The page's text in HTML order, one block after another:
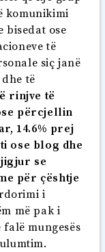
komunikimi
bisedat ose
të
siç janë
dhe të
rinjve të
përcjellin
14.6% prej
ose blog dhe
se
për çështje
i
më pak i
mungesës